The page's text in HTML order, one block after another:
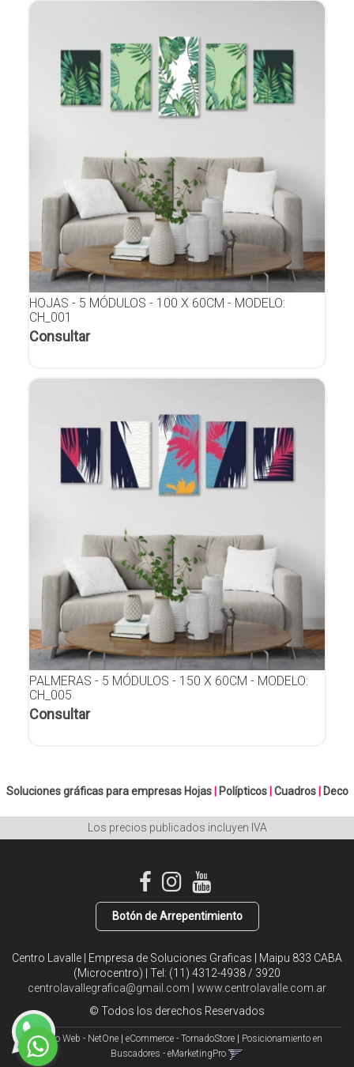
HOJAS - 5 MÓDULOS - 100 X 60CM - MODELO:
CH_001
Consultar
PALMERAS - 5 MÓDULOS - 150 X 60CM - MODELO:
CH_005
Consultar
Soluciones gráficas para empresas Hojas| Polípticos| Cuadros| Deco
Los precios publicados incluyen IVA
Botón de Arrepentimiento
Centro Lavalle | Empresa de Soluciones Graficas | Maipu 833 CABA
(Microcentro) | Tel: (11) 4312-4938 / 3920
centrolavallegrafica@gmail.com
www.centrolavalle.com.ar
© Todos los derechos Reservados
Diseño Web - NetOne eCommerce - TornadoStore
Posicionamiento en
Buscadores - eMarketingPro